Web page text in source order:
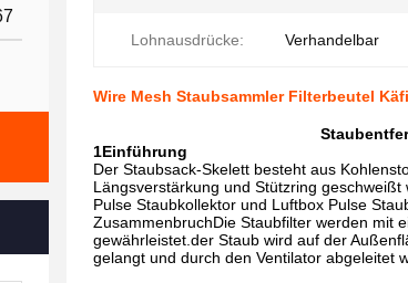
Lohnausdrücke: Verhandelbar
Wire Mesh Staubsammler Filterbeutel
1Einführung
Der Staubsack-Skelett besteht aus
Längsverstärkung und Stützring
Pulse Staubkollektor und Luftbox Pulse
ZusammenbruchDie Staubfilter werden mit
gewährleistet.der Staub wird auf der
gelangt und durch den Ventilator abgeleitet